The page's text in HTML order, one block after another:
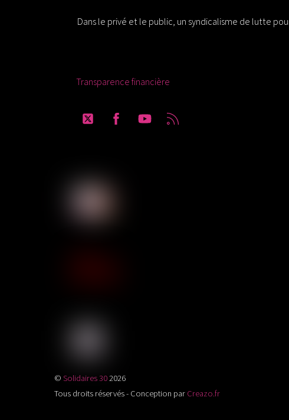
Dans le privé et le public, un syndicalisme de lutte
Transparence financière
Twitter FacebookYouTube
© Solidaires 302026
Tous droits réservés - Conception par Creazo.fr